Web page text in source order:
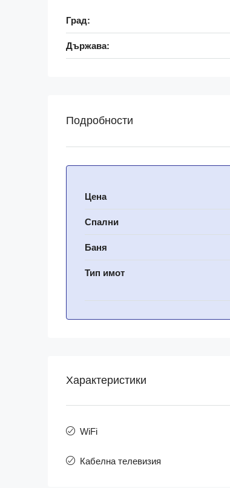
Град:
Държава:
Подробности
Цена
Спални
Баня
Тип имот
Характеристики
WiFi
Кабелна телевизия